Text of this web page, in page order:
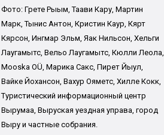
Фото: Грете Рыым, Таави Кару, Мартин
Марк, Тынис Антон, Кристин Каур, Кярт
Кярсон, Ингмар Эльм, Яак Нильсон, Хельги
Лаугамытс, Вельо Лаугамытс, Кюлли Леола,
Mooska OÜ, Марика Сакс, Пирет Йыул,
Вайке Йохансон, Вахур Ояметс, Хилле Кокк,
Туристический информационный центр
Вырумаа, Выруская уездная управа, город
Выру и частные собрания.